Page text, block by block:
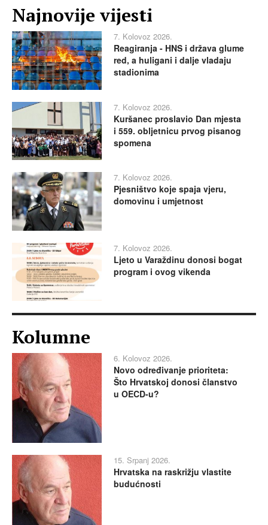
Najnovije vijesti
7. Kolovoz 2026.
Reagiranja - HNS i država glume
red, a huligani i dalje vladaju
stadionima
7. Kolovoz 2026.
Kuršanec proslavio Dan mjesta
i 559. obljetnicu prvog pisanog
spomena
7. Kolovoz 2026.
Pjesništvo koje spaja vjeru,
domovinu i umjetnost
7. Kolovoz 2026.
Ljeto u Varaždinu donosi bogat
program i ovog vikenda
Kolumne
6. Kolovoz 2026.
Novo određivanje prioriteta:
Što Hrvatskoj donosi članstvo
u OECD-u?
15. Srpanj 2026.
Hrvatska na raskrižju vlastite
budućnosti